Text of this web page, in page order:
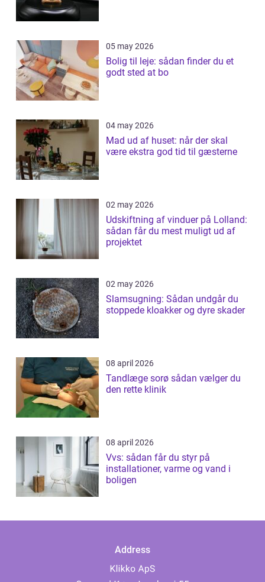
05 may 2026
Bolig til leje: sådan finder du et
godt sted at bo
04 may 2026
Mad ud af huset: når der skal
være ekstra god tid til gæsterne
02 may 2026
Udskiftning af vinduer på Lolland:
sådan får du mest muligt ud af
projektet
02 may 2026
Slamsugning: Sådan undgår du
stoppede kloakker og dyre skader
08 april 2026
Tandlæge sorø sådan vælger du
den rette klinik
08 april 2026
Vvs: sådan får du styr på
installationer, varme og vand i
boligen
Address